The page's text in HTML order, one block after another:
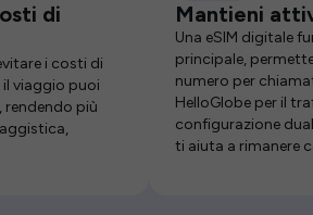
di
i costi di
viaggio puoi
più
Mantieni
Una eSIM digitale
principale,
numero per
HelloGlobe per il
configurazione
ti aiuta a rimanere